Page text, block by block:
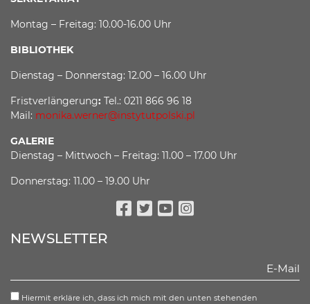
Montag – Freitag: 10.00-16.00 Uhr
BIBLIOTHEK
Dienstag – Donnerstag: 12.00 – 16.00 Uhr
Fristverlängerung: Tel.: 0211 866 96 18
Mail: monika.werner@instytutpolski.pl
GALERIE
Dienstag – Mittwoch – Freitag: 11.00 – 17.00 Uhr
Donnerstag: 11.00 – 19.00 Uhr
NEWSLETTER
Hiermit erkläre ich, dass ich mich mit den unten stehenden